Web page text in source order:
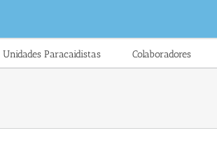
Unidades Paracaidistas Colaboradores